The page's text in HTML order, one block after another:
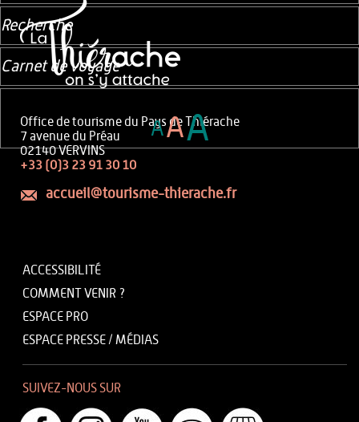
Office de tourisme du Pays de Thiérache
7 avenue du Préau
02140 VERVINS
+33 (0)3 23 91 30 10
accueil@tourisme-thierache.fr
ACCESSIBILITÉ
COMMENT VENIR ?
ESPACE PRO
ESPACE PRESSE / MÉDIAS
SUIVEZ-NOUS SUR
Recherche
Carnet de voyage
AAA